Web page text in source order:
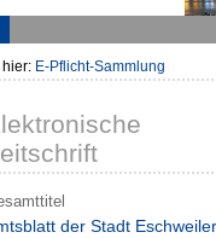
E-Pflicht-Sammlung
der Stadt Eschweiler